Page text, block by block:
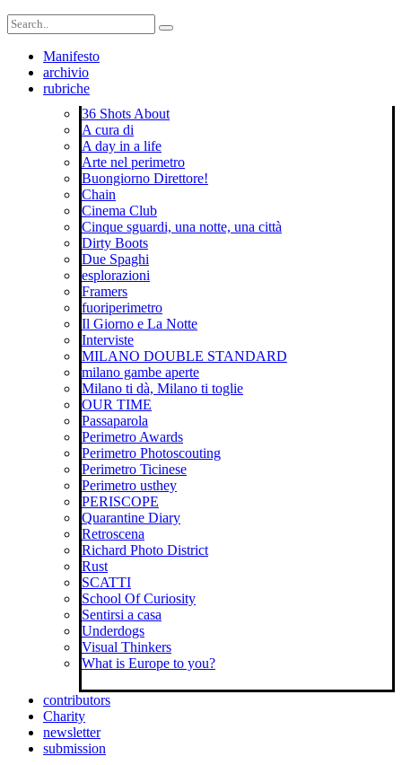
Manifesto
archivio
rubriche
36 Shots About
A cura di
A day in a life
Arte nel perimetro
Buongiorno Direttore!
Chain
Cinema Club
Cinque sguardi, una notte, una città
Dirty Boots
Due Spaghi
esplorazioni
Framers
fuoriperimetro
Il Giorno e La Notte
Interviste
MILANO DOUBLE STANDARD
milano gambe aperte
Milano ti dà, Milano ti toglie
OUR TIME
Passaparola
Perimetro Awards
Perimetro Photoscouting
Perimetro Ticinese
Perimetro usthey
PERISCOPE
Quarantine Diary
Retroscena
Richard Photo District
Rust
SCATTI
School Of Curiosity
Sentirsi a casa
Underdogs
Visual Thinkers
What is Europe to you?
contributors
Charity
newsletter
submission